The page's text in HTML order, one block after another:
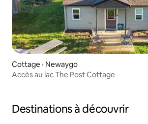
Cottage · Newaygo
Accès au lac The Post Cottage
Destinations à découvrir